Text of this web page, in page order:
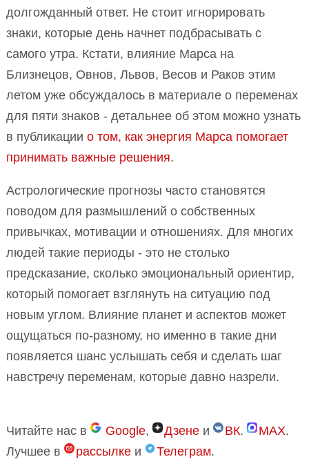
долгожданный ответ. Не стоит игнорировать
знаки, которые день начнет подбрасывать с
самого утра. Кстати, влияние Марса на
Близнецов, Овнов, Львов, Весов и Раков этим
летом уже обсуждалось в материале о переменах
для пяти знаков - детальнее об этом можно узнать
в публикации о том, как энергия Марса помогает
принимать важные решения.
Астрологические прогнозы часто становятся
поводом для размышлений о собственных
привычках, мотивации и отношениях. Для многих
людей такие периоды - это не столько
предсказание, сколько эмоциональный ориентир,
который помогает взглянуть на ситуацию под
новым углом. Влияние планет и аспектов может
ощущаться по-разному, но именно в такие дни
появляется шанс услышать себя и сделать шаг
навстречу переменам, которые давно назрели.
Читайте нас в Google, Дзене и ВК. MAX.
Лучшее в
рассылке и Телеграм.